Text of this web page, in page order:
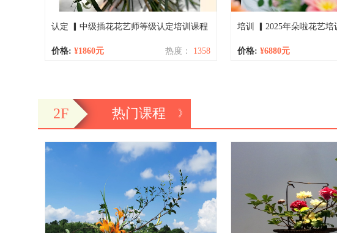
认定 ▎中级插花花艺师等级认定培训课程
价格: ¥1860元 热度： 1358 价格: ¥6880元
2F 热门课程 》